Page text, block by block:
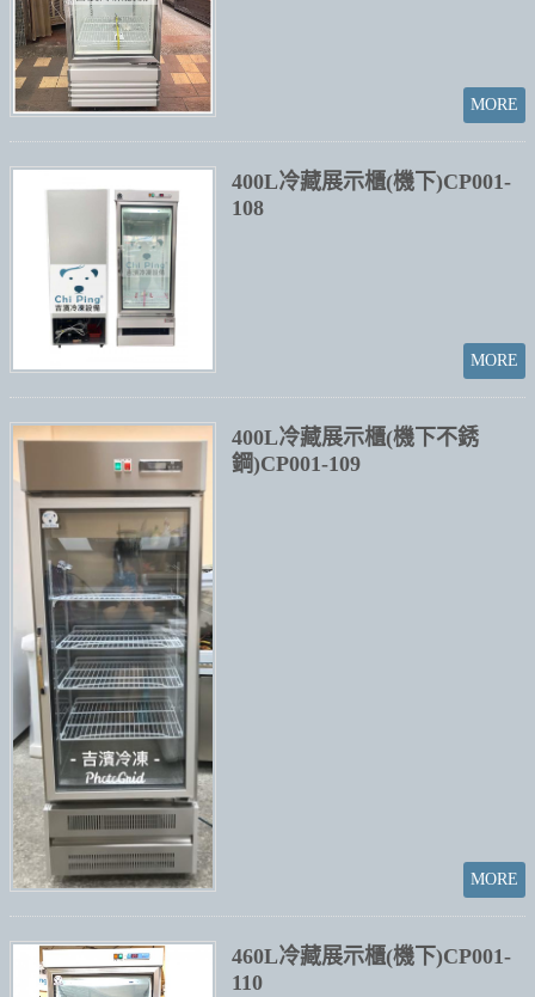
400L冷藏展示櫃(機下)CP001-
108
400L冷藏展示櫃(機下不銹
鋼)CP001-109
460L冷藏展示櫃(機下)CP001-
110